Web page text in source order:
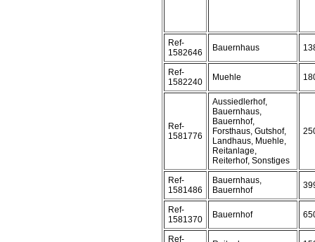
Ref-
1582646
Bauernhaus
Ref-
1582240
Muehle
Ref-
1581776
Aussiedlerhof,
Bauernhaus,
Bauernhof,
Forsthaus, Gutshof,
Landhaus, Muehle,
Reitanlage,
Reiterhof, Sonstiges
Ref-
1581486
Bauernhaus,
Bauernhof
Ref-
1581370
Bauernhof
Ref-